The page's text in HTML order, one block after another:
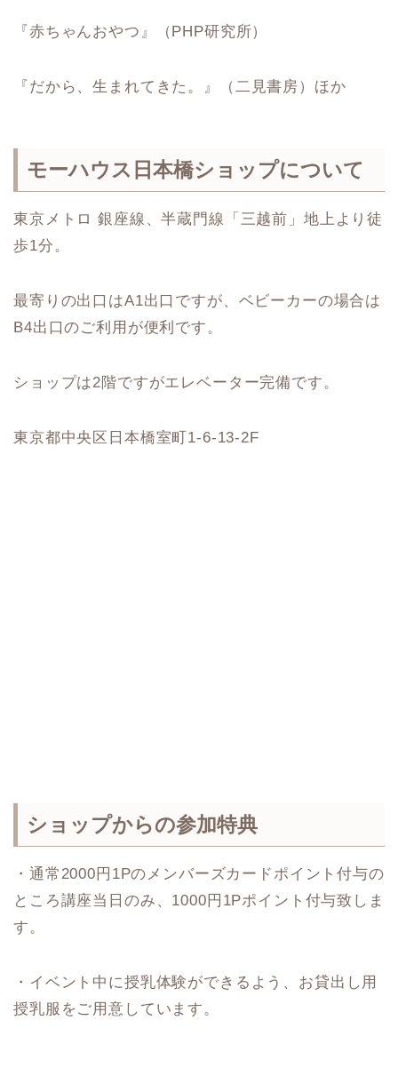
『赤ちゃんおやつ』（PHP研究所）
『だから、生まれてきた。』（二見書房）ほか
モーハウス日本橋ショップについて
東京メトロ 銀座線、半蔵門線「三越前」地上より徒
歩1分。
最寄りの出口はA1出口ですが、ベビーカーの場合は
B4出口のご利用が便利です。
ショップは2階ですがエレベーター完備です。
東京都中央区日本橋室町1-6-13-2F
ショップからの参加特典
・通常2000円1Pのメンバーズカードポイント付与の
ところ講座当日のみ、1000円1Pポイント付与致しま
す。
・イベント中に授乳体験ができるよう、お貸出し用
授乳服をご用意しています。